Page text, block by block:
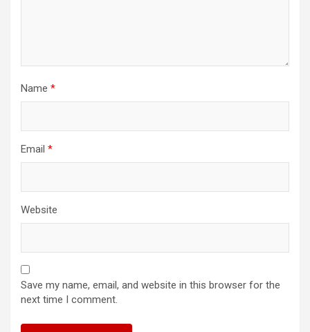
Name *
Email *
Website
Save my name, email, and website in this browser for the
next time I comment.